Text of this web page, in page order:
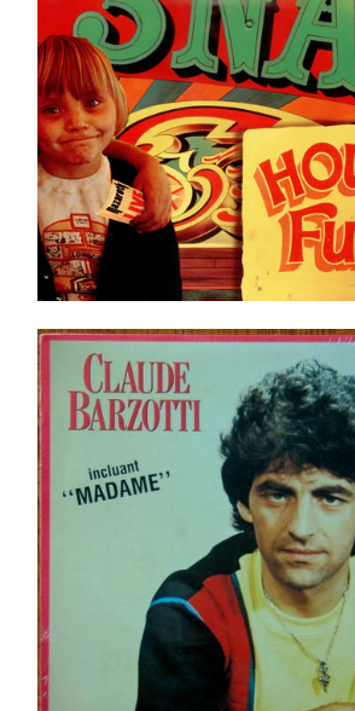
Claude Barzotti – Beau, J’s’rai
Ajouter au panier